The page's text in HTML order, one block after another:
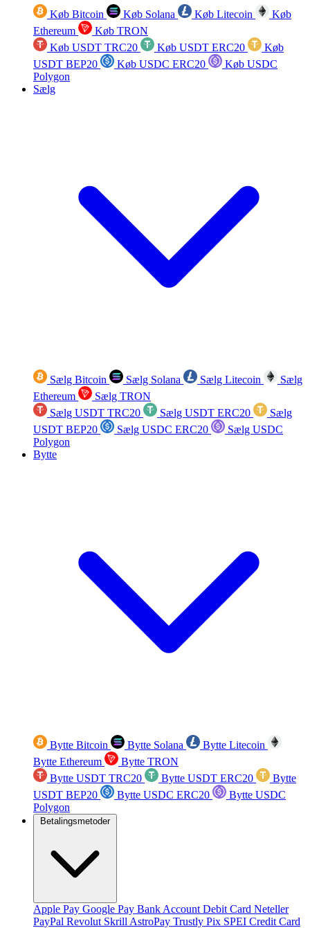
Køb Bitcoin Køb Solana Køb Litecoin
Køb
Ethereum
Køb TRON
Køb USDT TRC20
Køb USDT ERC20
Køb
USDT BEP20
Køb USDC ERC20
Køb USDC
Polygon
Sælg
Sælg Bitcoin Sælg Solana Sælg Litecoin
Sælg
Ethereum
Sælg TRON
Sælg USDT TRC20
Sælg USDT ERC20
Sælg
USDT BEP20
Sælg USDC ERC20
Sælg USDC
Polygon
Bytte
Bytte Bitcoin Bytte Solana
Bytte Litecoin
Bytte Ethereum
Bytte TRON
Bytte USDT TRC20
Bytte USDT ERC20
Bytte
USDT BEP20
Bytte USDC ERC20
Bytte USDC
Polygon
Betalingsmetoder
Apple Pay Google Pay Bank Account Debit Card Neteller
PayPal Revolut Skrill AstroPay Trustly Pix SPEI Credit Card